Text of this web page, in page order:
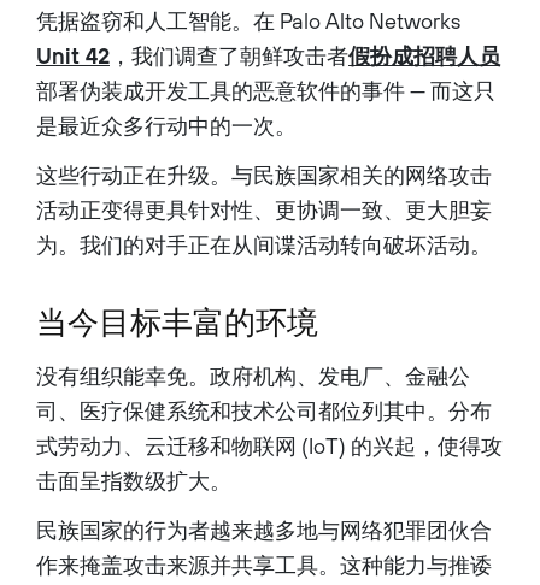
凭据盗窃和人工智能。在 Palo Alto Networks
Unit 42 ，我们调查了朝鲜攻击者假扮成招聘人员
部署伪装成开发工具的恶意软件的事件 — 而这只
是最近众多行动中的一次。​
这些行动正在升级。与民族国家相关的网络攻击
活动正变得更具针对性、更协调一致、更大胆妄
为。我们的对手正在从间谍活动转向破坏活动。
当今目标丰富的环境
没有组织能幸免。政府机构、发电厂、金融公
司、医疗保健系统和技术公司都位列其中。分布
式劳动力、云迁移和物联网 (IoT) 的兴起，使得攻
击面呈指数级扩大。
民族国家的行为者越来越多地与网络犯罪团伙合
作来掩盖攻击来源并共享工具。这种能力与推诿